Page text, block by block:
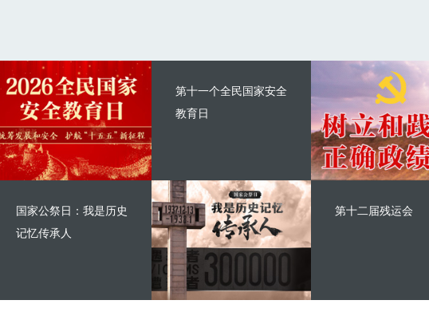
第十一个全民国家安全
教育日
国家公祭日：我是历史
记忆传承人
第十二届残运会